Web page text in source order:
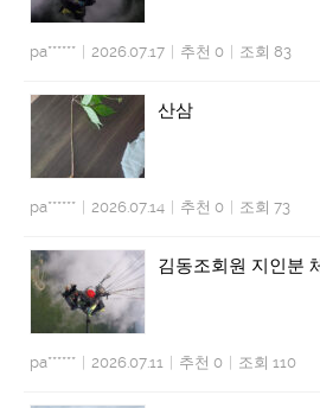
pa****** 2026.07.17 추천 0 조회 83
산삼
pa****** 2026.07.14 추천 0 조회 73
김동조회원 지인분
pa****** 2026.07.11 추천 0 조회 110